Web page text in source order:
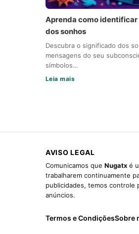
Aprenda como
dos sonhos
Descubra o significado dos
mensagens do seu
símbolos…
Leia mais
AVISO LEGAL
Comunicamos que Nugatx é
trabalharem continuamente
publicidades, temos controle
anúncios.
Termos e CondiçõesSobre